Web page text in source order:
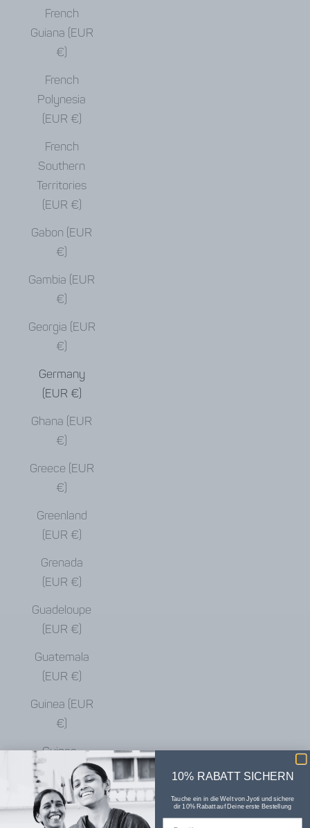
French
Guiana (EUR
€)
French
Polynesia
(EUR €)
French
Southern
Territories
(EUR €)
Gabon (EUR
€)
Gambia (EUR
€)
Georgia (EUR
€)
Germany
(EUR €)
Ghana (EUR
€)
Greece (EUR
€)
Greenland
(EUR €)
Grenada
(EUR €)
Guadeloupe
(EUR €)
Guatemala
(EUR €)
Guinea (EUR
€)
Guinea-
Bissau (EUR
€)
Guyana (EUR
10% RABATT SICHERN
Tauche ein in die Welt von Jyoti und sichere
dir 10% Rabatt auf Deine erste Bestellung